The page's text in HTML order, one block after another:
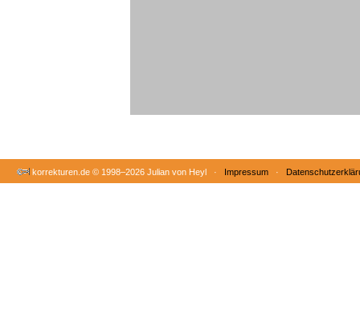
korrekturen.de © 1998–2026 Julian von Heyl · Impressum ·